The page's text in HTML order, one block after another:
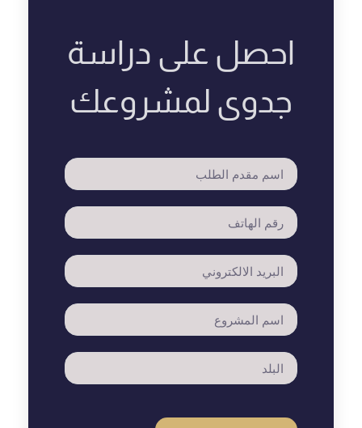
احصل على دراسة
جدوى لمشروعك